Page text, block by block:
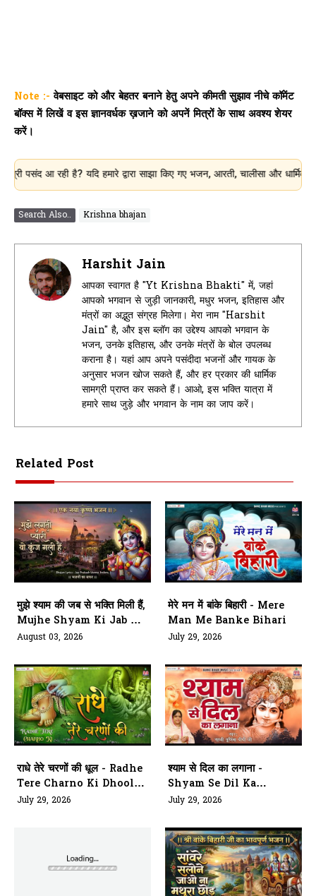
Note :- वेबसाइट को और बेहतर बनाने हेतु अपने कीमती सुझाव नीचे कॉमेंट
बॉक्स में लिखें व इस ज्ञानवर्धक ख़जाने को अपनें मित्रों के साथ अवश्य शेयर
करें।
आ रही है? यदि हमारे द्वारा साझा किए गए भजन, आरती, चालीसा और धार्मिक
Search Also.. Krishna bhajan
Harshit Jain
आपका स्वागत है "Yt Krishna Bhakti" में, जहां
आपको भगवान से जुड़ी जानकारी, मधुर भजन, इतिहास और
मंत्रों का अद्भुत संग्रह मिलेगा। मेरा नाम "Harshit
Jain" है, और इस ब्लॉग का उद्देश्य आपको भगवान के
भजन, उनके इतिहास, और उनके मंत्रों के बोल उपलब्ध
कराना है। यहां आप अपने पसंदीदा भजनों और गायक के
अनुसार भजन खोज सकते हैं, और हर प्रकार की धार्मिक
सामग्री प्राप्त कर सकते हैं। आओ, इस भक्ति यात्रा में
हमारे साथ जुड़े और भगवान के नाम का जाप करें।
Related Post
मुझे श्याम की जब से भक्ति मिली हैं,
Mujhe Shyam Ki Jab Se
Bhakti Mili Hai
August 03, 2026
मेरे मन में बांके बिहारी - Mere
Man Me Banke Bihari
July 29, 2026
राधे तेरे चरणों की धूल - Radhe
Tere Charno Ki Dhool
Jo Mil
July 29, 2026
श्याम से दिल का लगाना -
Shyam Se Dil Ka
Lagana
July 29, 2026